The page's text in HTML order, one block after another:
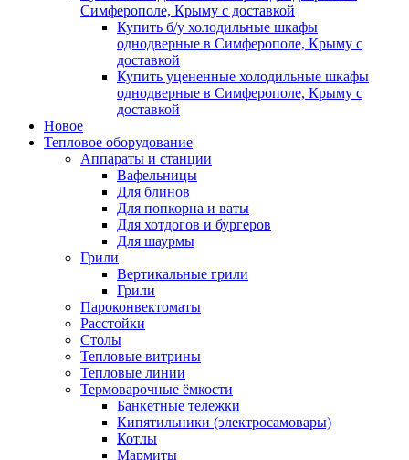
Симферополе, Крыму с доставкой
Купить б/у холодильные шкафы
однодверные в Симферополе, Крыму с
доставкой
Купить уцененные холодильные шкафы
однодверные в Симферополе, Крыму с
доставкой
Новое
Тепловое оборудование
Аппараты и станции
Вафельницы
Для блинов
Для попкорна и ваты
Для хотдогов и бургеров
Для шаурмы
Грили
Вертикальные грили
Грили
Пароконвектоматы
Расстойки
Столы
Тепловые витрины
Тепловые линии
Термоварочные ёмкости
Банкетные тележки
Кипятильники (электросамовары)
Котлы
Мармиты